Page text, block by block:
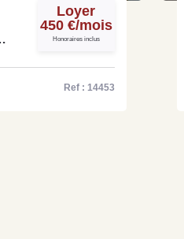
Loyer
450 €/mois
Honoraires inclus
Ref : 14453